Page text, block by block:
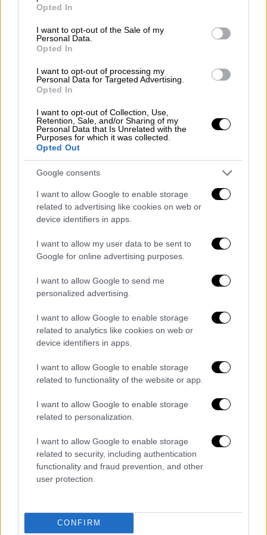
use your data for below specified purposes in below Google
consent section.
Opted In
I want to opt-out of the Sale of my
Personal Data.
Opted In
I want to opt-out of processing my
Personal Data for Targeted Advertising.
Opted In
I want to opt-out of Collection, Use,
Retention, Sale, and/or Sharing of my
Personal Data that Is Unrelated with the
Purposes for which it was collected.
Opted Out
Google consents
I want to allow Google to enable storage
related to advertising like cookies on web or
device identifiers in apps.
I want to allow my user data to be sent to
Google for online advertising purposes.
I want to allow Google to send me
personalized advertising.
I want to allow Google to enable storage
related to analytics like cookies on web or
device identifiers in apps.
I want to allow Google to enable storage
related to functionality of the website or app.
I want to allow Google to enable storage
related to personalization.
I want to allow Google to enable storage
related to security, including authentication
functionality and fraud prevention, and other
user protection.
CONFIRM
στη λεζάντα.
View this post on Instagram
Το «Padam Padam» είναι το πρώτο τραγούδι
Tension», το οποίο περιλαμβάνει 11
τραγούδια και θα κυκλοφορήσει στις 22
Σεπτεμβρίου.
ΟΛΕΣ ΟΙ ΕΙΔΗΣΕΙΣ
Μητσοτάκης: Δεν έκοψα εγώ τις
γέφυρες με τον Νίκο Ανδρουλάκη -
Ακούω ίδιες σαχλαμάρες από την
Συγκλονιστικό βίντεο από το τροχαίο
στη Μαραθώνος: Η στιγμή που το